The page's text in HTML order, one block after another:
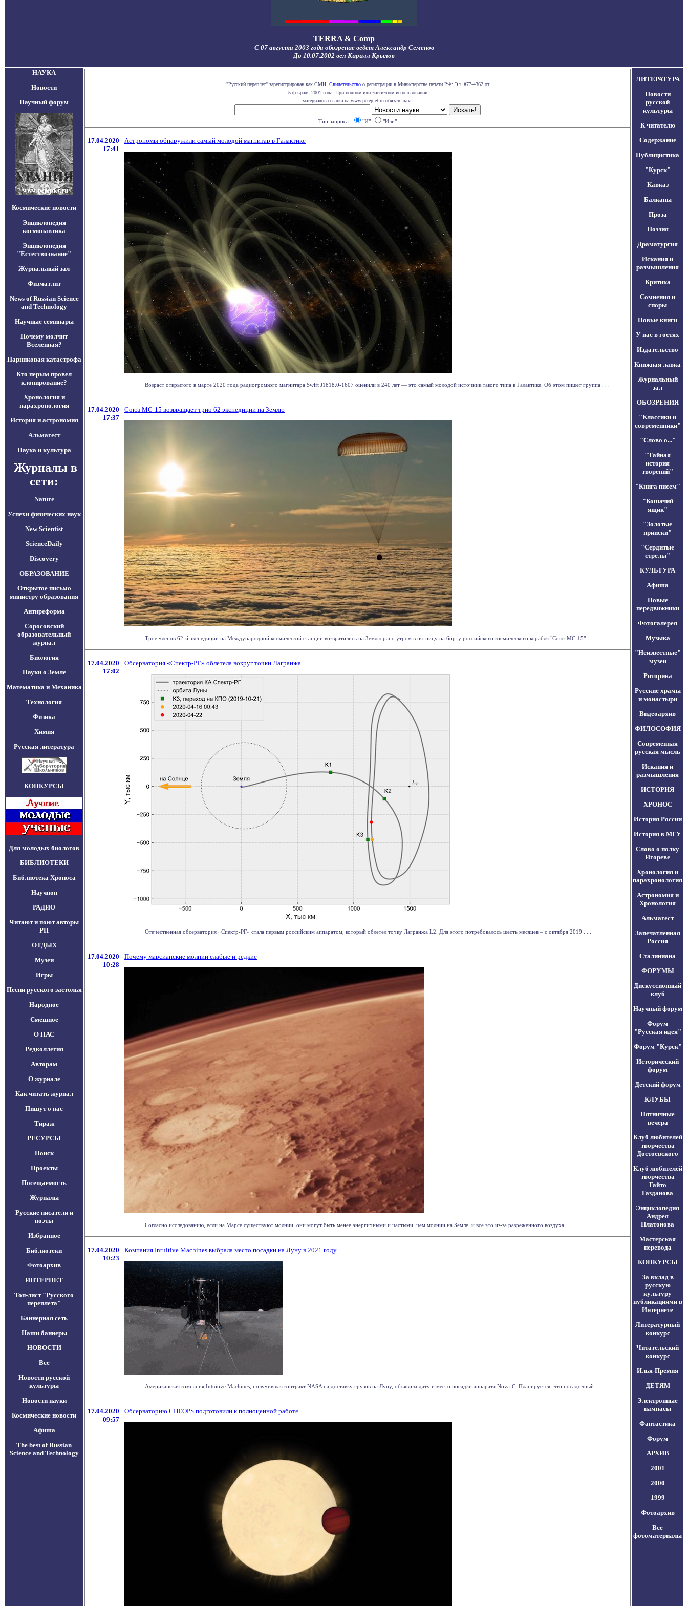
TERRA & Comp
С 07 августа 2003 года обозрение ведет Александр Семенов
До 10.07.2002 вел Кирилл Крылов
НАУКА
Новости
Научный форум
Космические новости
Энциклопедия
космонавтика
Энциклопедия
"Естествознание"
Журнальный зал
Физматлит
News of Russian Science
and Technology
Научные семинары
Почему молчит
Вселенная?
Парниковая катастрофа
Кто перым провел
клонирование?
Хронология и
парахронология
История и астрономия
Альмагест
Наука и культура
Журналы в
сети:
Nature
Успехи физических наук
New Scientist
ScienceDaily
Discovery
ОБРАЗОВАНИЕ
Открытое письмо
министру образования
Антиреформа
Соросовский
образовательный
журнал
Биология
Науки о Земле
Математика и Механика
Технология
Физика
Химия
Русская литература
КОНКУРСЫ
Для молодых биологов
БИБЛИОТЕКИ
Библиотека Хроноса
Научпоп
РАДИО
Читают и поют авторы
РП
ОТДЫХ
Музеи
Игры
Песни русского застолья
Народное
Смешное
О НАС
Редколлегия
Авторам
О журнале
Как читать журнал
Пишут о нас
Тираж
РЕСУРСЫ
Поиск
Проекты
Посещаемость
Журналы
Русские писатели и
поэты
Избранное
Библиотеки
Фотоархив
ИНТЕРНЕТ
Топ-лист "Русского
переплета"
Баннерная сеть
Наши баннеры
НОВОСТИ
Все
Новости русской
культуры
Новости науки
Космические новости
Афиша
The best of Russian
Science and Technology
"Русский переплет" зарегистрирован как СМИ. Свидетельствоо регистрации в Министерстве печати РФ: Эл. #77-4362 от
5 февраля 2001 года. При полном или частичном использовании
материалов ссылка на www.pereplet.ru обязательна.
Тип запроса: "И" "Или"
17.04.2020
17:41
Астрономы обнаружили самый молодой магнитар в Галактике
Возраст открытого в марте 2020 года радиогромкого магнитара Swift J1818.0-1607 оценили в 240 лет — это самый молодой источник такого типа в Галактике. Об этом пишет группа . . .
17.04.2020
17:37
Союз МС-15 возвращает трио 62 экспедиции на Землю
Трое членов 62-й экспедиции на Международной космической станции возвратились на Землю рано утром в пятницу на борту российского космического корабля "Союз МС-15" . . .
17.04.2020
17:02
Обсерватория «Спектр-РГ» облетела вокруг точки Лагранжа
Отечественная обсерватория «Спектр-РГ» стала первым российским аппаратом, который облетел точку Лагранжа L2. Для этого потребовалось шесть месяцев – с октября 2019 . . .
17.04.2020
10:28
Почему марсианские молнии слабые и редкие
Согласно исследованию, если на Марсе существуют молнии, они могут быть менее энергичными и частыми, чем молнии на Земле, и все это из-за разреженного воздуха . . .
17.04.2020
10:23
Компания Intuitive Machines выбрала место посадки на Луну в 2021 году
Американская компания Intuitive Machines, получившая контракт NASA на доставку грузов на Луну, объявила дату и место посадки аппарата Nova-C. Планируется, что посадочный . . .
17.04.2020
09:57
Обсерваторию CHEOPS подготовили к полноценной работе
ЛИТЕРАТУРА
Новости
русской
культуры
К читателю
Содержание
Публицистика
"Курск"
Кавказ
Балканы
Проза
Поэзия
Драматургия
Искания и
размышления
Критика
Сомнения и
споры
Новые книги
У нас в гостях
Издательство
Книжная лавка
Журнальный
зал
ОБОЗРЕНИЯ
"Классики и
современники"
"Слово о..."
"Тайная
история
творений"
"Книга писем"
"Кошачий
ящик"
"Золотые
прииски"
"Сердитые
стрелы"
КУЛЬТУРА
Афиша
Новые
передвижники
Фотогалерея
Музыка
"Неизвестные"
музеи
Риторика
Русские храмы
и монастыри
Видеоархив
ФИЛОСОФИЯ
Современная
русская мысль
Искания и
размышления
ИСТОРИЯ
ХРОНОС
История России
История в МГУ
Слово о полку
Игореве
Хронология и
парахронология
Астрономия и
Хронология
Альмагест
Запечатленная
Россия
Сталиниана
ФОРУМЫ
Дискуссионный
клуб
Научный форум
Форум
"Русская идея"
Форум "Курск"
Исторический
форум
Детский форум
КЛУБЫ
Пятничные
вечера
Клуб любителей
творчества
Достоевского
Клуб любителей
творчества
Гайто
Газданова
Энциклопедия
Андрея
Платонова
Мастерская
перевода
КОНКУРСЫ
За вклад в
русскую
культуру
публикациями в
Интернете
Литературный
конкурс
Читательский
конкурс
Илья-Премия
ДЕТЯМ
Электронные
пампасы
Фантастика
Форум
АРХИВ
2001
2000
1999
Фотоархив
Все
фотоматериалы